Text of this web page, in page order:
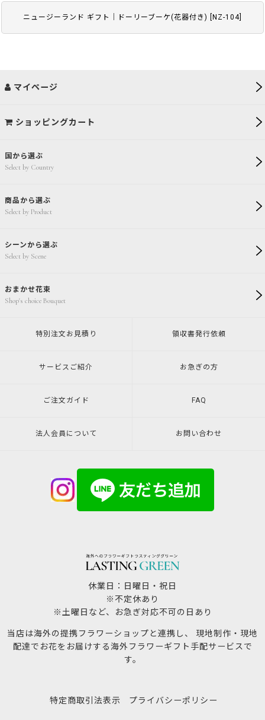
ニュージーランド ギフト｜ドーリーブーケ(花器付き) NZ-104
国から選ぶ
Select by Country
商品から選ぶ
Select by Product
シーンから選ぶ
Select by Scene
おまかせ花束
Shop's choice Bouquet
マイページ
ショッピングカート
特別注文 お見積り 領収書発行依頼
サービスご紹介 お急ぎの方
ご注文ガイド FAQ
法人会員について お問い合わせ
休業日：日曜日・祝日
※不定休あり
※土曜日など、お急ぎ対応不可の日あり
当店は海外の提携フラワーショップと連携し、 現地制作・現地
配達でお花をお届けする海外フラワーギフト手配サービスで
す。
特定商取引法表示 プライバシーポリシー